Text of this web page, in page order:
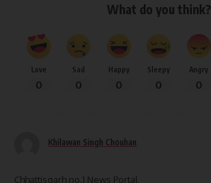
What do you think?
Love
0
Sad
0
Happy
0
Sleepy
0
Angry
0
Khilawan Singh Chouhan
Chhattisgarh no.1 News Portal